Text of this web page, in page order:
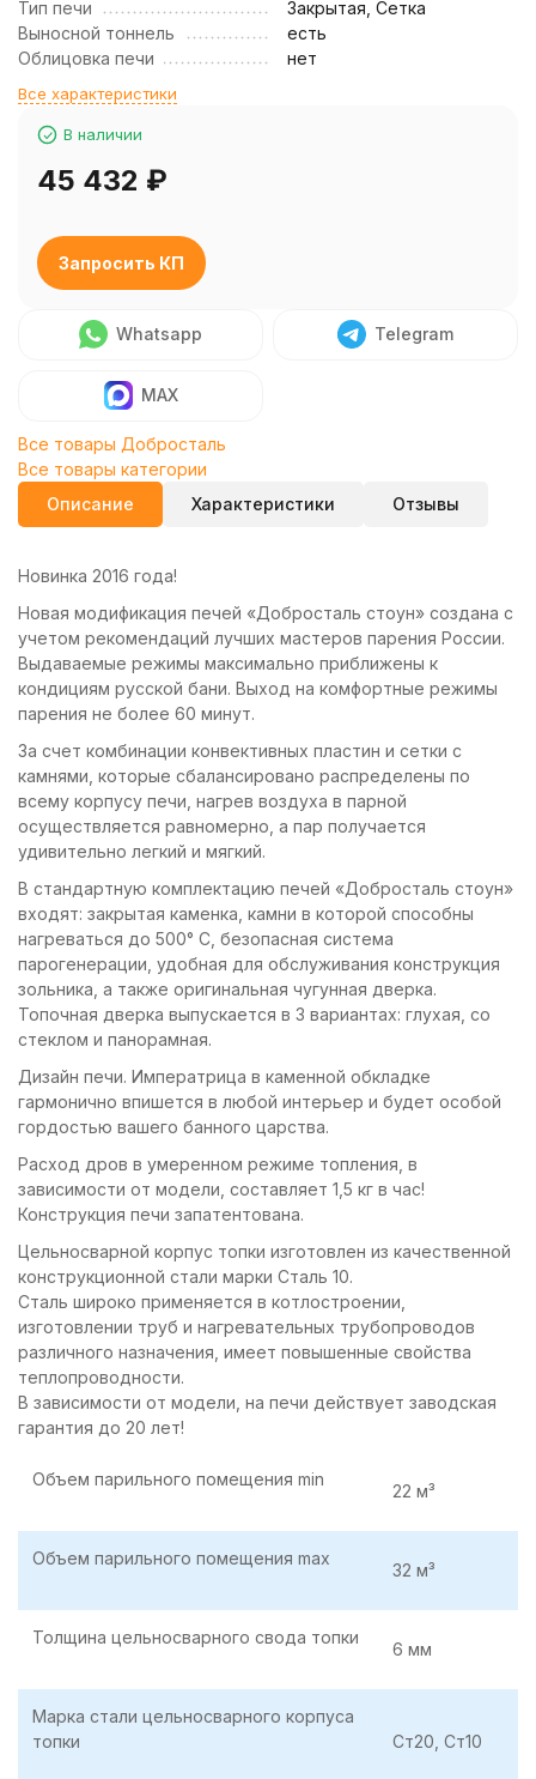
Тип печи
Закрытая, Сетка
Выносной тоннель
есть
Облицовка печи
нет
Все характеристики
В наличии
45 432 ₽
Запросить КП
Whatsapp Telegram
MAX
Все товары Добросталь
Все товары категории
Описание
Характеристики Отзывы
Новинка 2016 года!
Новая модификация печей «Добросталь стоун» создана с
учетом рекомендаций лучших мастеров парения России.
Выдаваемые режимы максимально приближены к
кондициям русской бани. Выход на комфортные режимы
парения не более 60 минут.
За счет комбинации конвективных пластин и сетки с
камнями, которые сбалансировано распределены по
всему корпусу печи, нагрев воздуха в парной
осуществляется равномерно, а пар получается
удивительно легкий и мягкий.
В стандартную комплектацию печей «Добросталь стоун»
входят: закрытая каменка, камни в которой способны
нагреваться до 500° С, безопасная система
парогенерации, удобная для обслуживания конструкция
зольника, а также оригинальная чугунная дверка.
Топочная дверка выпускается в 3 вариантах: глухая, со
стеклом и панорамная.
Дизайн печи. Императрица в каменной обкладке
гармонично впишется в любой интерьер и будет особой
гордостью вашего банного царства.
Расход дров в умеренном режиме топления, в
зависимости от модели, составляет 1,5 кг в час!
Конструкция печи запатентована.
Цельносварной корпус топки изготовлен из качественной
конструкционной стали марки Сталь 10.
Сталь широко применяется в котлостроении,
изготовлении труб и нагревательных трубопроводов
различного назначения, имеет повышенные свойства
теплопроводности.
В зависимости от модели, на печи действует заводская
гарантия до 20 лет!
Объем парильного помещения min
22 м³
Объем парильного помещения max
32 м³
Толщина цельносварного свода топки
6 мм
Марка стали цельносварного корпуса
топки
Ст20, Ст10